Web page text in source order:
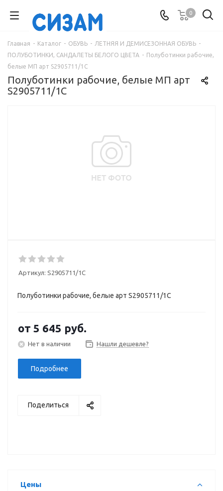
0
Главная - Каталог - ОБУВЬ - ЛЕТНЯЯ И ДЕМИСЕЗОННАЯ ОБУВЬ -
ПОЛУБОТИНКИ, САНДАЛЕТЫ БЕЛОГО ЦВЕТА - Полуботинки рабочие,
белые МП арт S2905711/1С
Полуботинки рабочие, белые МП арт
S2905711/1С
Артикул: S2905711/1С
Полуботинки рабочие, белые арт S2905711/1С
от 5 645 руб.
Нет в наличии Нашли дешевле?
Подробнее
Поделиться
Цены